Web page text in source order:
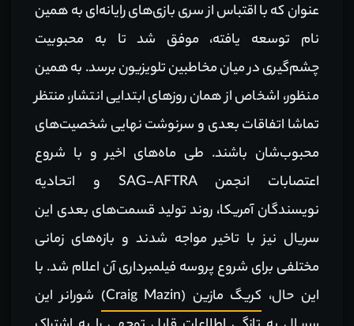
عنوان که با اقتباس از سری بازی‌های رایانه‌ای به همین
نام توسعه یافته، موفق شد تا به محبوبیت
چشم‌گیری در میان مخاطبین تلویزیون برسد. به همین
منظور، اشخاص از همان روزهای ابتدایی انتشار، منتظر
تماشا اتفاقات بعدی و سرنوشت نهایی شخصیت‌های
محبوب‌شان باشند. طی ماه‌های اخیر و با شروع
اعتصابات انجمن SAG-AFTRA و اتحادیه
نویسندگان آمریکا، روند تولید قسمت‌های بعدی این
سریال نیز با تاخیر مواجه شدند و بازه‌های زمانی
مختلفی برای شروع پروسه فیلمبرداری آن اعلام شد. با
این حال، کریگ مازین (Craig Mazin)
شورانر این